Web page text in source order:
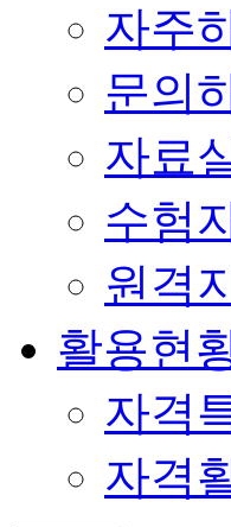
자주
문의
자료
수험
원격
활용현
자격
자격